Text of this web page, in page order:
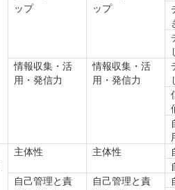
ップ
ップ
情報収集・活
用・発信力
情報収集・活
用・発信力
主体性 主体性
自己管理と責
自己管理と責